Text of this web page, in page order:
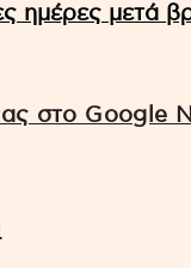
ημέρες μετά
στο Google